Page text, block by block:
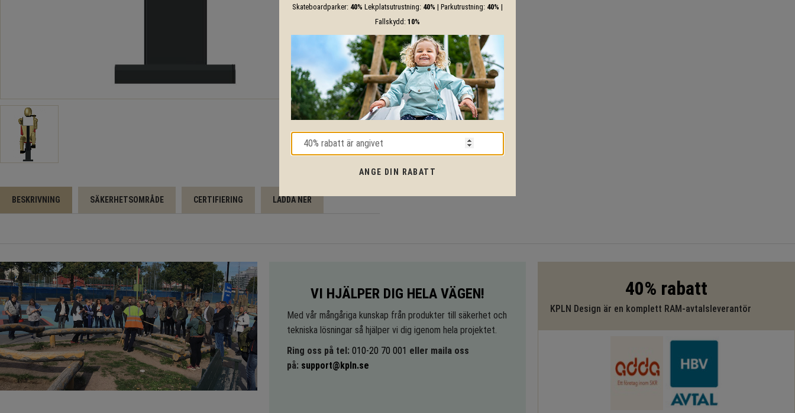
BESKRIVNING SÄKERHETSOMRÅDE CERTIFIERING LADDA NER
VI HJÄLPER DIG HELA VÄGEN!
Med vår mångåriga kunskap från produkter till säkerhet och
tekniska lösningar så hjälper vi dig igenom hela projektet.
Ring oss på tel: 010-20 70 001 eller maila oss
på: support@kpln.se
40% rabatt
KPLN Design är en komplett RAM-avtalsleverantör
Skateboardparker: 40% Lekplatsutrustning: 40% | Parkutrustning: 40% |
Fallskydd: 10%
ANGE DIN RABATT